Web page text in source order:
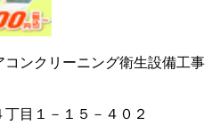
コンクリーニング衛生設備工事
目１－１５－４０２